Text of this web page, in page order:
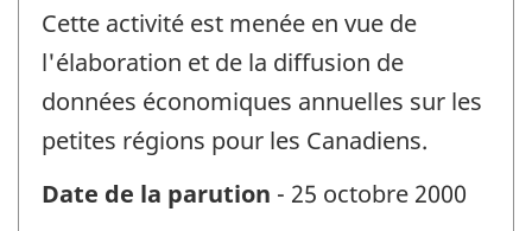
Cette activité est menée en vue de
l'élaboration et de la diffusion de
données économiques annuelles sur les
petites régions pour les Canadiens.
Date de la parution - 25 octobre 2000